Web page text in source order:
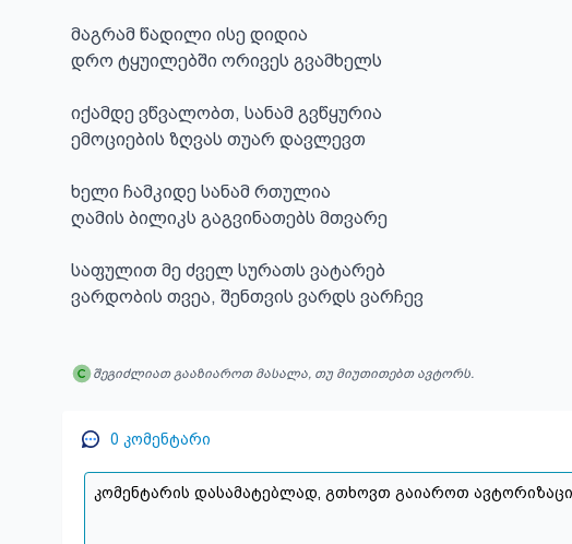
მაგრამ წადილი ისე დიდია
დრო ტყუილებში ორივეს გვამხელს
იქამდე ვწვალობთ, სანამ გვწყურია
ემოციების ზღვას თუარ დავლევთ
ხელი ჩამკიდე სანამ რთულია
ღამის ბილიკს გაგვინათებს მთვარე
საფულით მე ძველ სურათს ვატარებ
ვარდობის თვეა, შენთვის ვარდს ვარჩევ
შეგიძლიათ გააზიაროთ მასალა, თუ მიუთითებთ ავტორს.
0 კომენტარი